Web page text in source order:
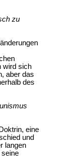
zu
wird sich
aber das
des
eine
und
langen
seine